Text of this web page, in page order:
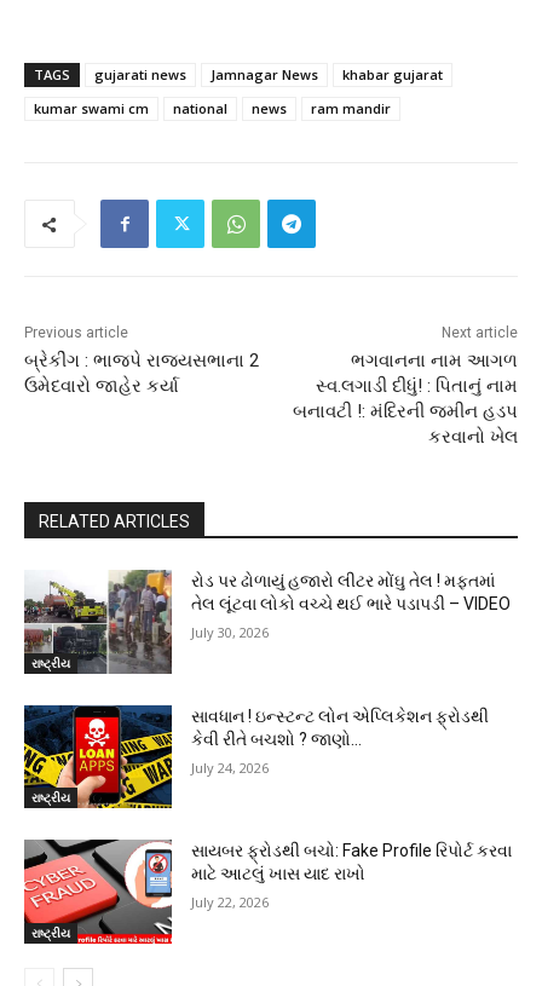
TAGS gujarati news Jamnagar News
khabar gujarat
kumar swami cm
national news ram mandir
Previous article
બ્રેકીંગ : ભાજપે રાજ્યસભાના 2
ઉમેદવારો જાહેર કર્યા
Next article
ભગવાનના નામ આગળ
સ્વ.લગાડી દીધું! : પિતાનું નામ
બનાવટી !: મંદિરની જમીન હડપ
કરવાનો ખેલ
RELATED ARTICLES
રાષ્ટ્રીય
રોડ પર ઢોળાયું હજારો લીટર મોંઘુ તેલ ! મફતમાં
તેલ લૂંટવા લોકો વચ્ચે થઈ ભારે પડાપડી – VIDEO
July 30, 2026
રાષ્ટ્રીય
સાવધાન ! ઇન્સ્ટન્ટ લોન એપ્લિકેશન ફ્રોડથી
કેવી રીતે બચશો ? જાણો…
July 24, 2026
રાષ્ટ્રીય
સાયબર ફ્રોડથી બચો: Fake Profile રિપોર્ટ કરવા
માટે આટલું ખાસ યાદ રાખો
July 22, 2026